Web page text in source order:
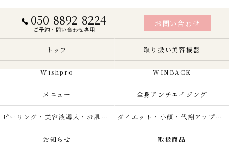
050-8892-8224
ご予約・問い合わせ専用
お問い合わせ
トップ 取り扱い美容機器
Wishpro WINBACK
メニュー 全身アンチエイジング
ピーリング・美容液導入・お肌の悩み改善 ダイエット・小顔・代謝アップ・肌質改善・リラクゼーション
お知らせ 取扱商品